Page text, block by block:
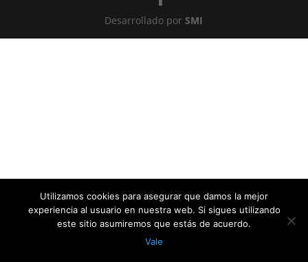
Desarrollado porSMI
Utilizamos cookies para asegurar que damos la mejor
experiencia al usuario en nuestra web. Si sigues utilizando
este sitio asumiremos que estás de acuerdo.
Vale